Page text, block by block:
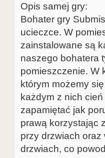
Opis samej gry:
Bohater gry
ucieczce. W
zainstalowane są
naszego bohatera
pomieszczenie. W
którym możemy
każdym z nich
zapamiętać jak
prawą korzystając
przy drzwiach
drzwiach, co